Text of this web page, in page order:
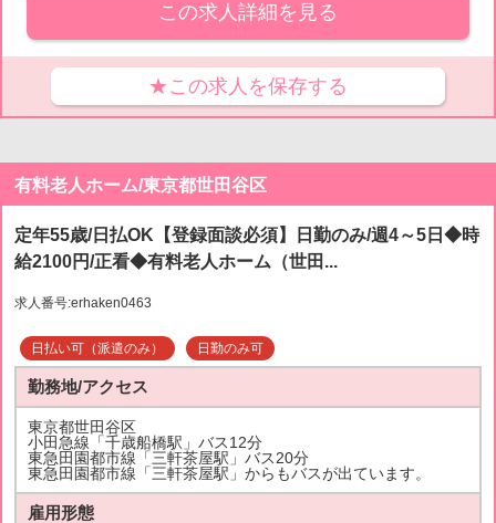
この求人詳細を見る
★この求人を保存する
有料老人ホーム/東京都世田谷区
定年55歳/日払OK【登録面談必須】日勤のみ/週4～5日◆時
給2100円/正看◆有料老人ホーム（世田...
求人番号:erhaken0463
日払い可（派遣のみ） 日勤のみ可
勤務地/アクセス
東京都世田谷区
小田急線「千歳船橋駅」バス12分
東急田園都市線「三軒茶屋駅」バス20分
東急田園都市線「三軒茶屋駅」からもバスが出ています。
雇用形態